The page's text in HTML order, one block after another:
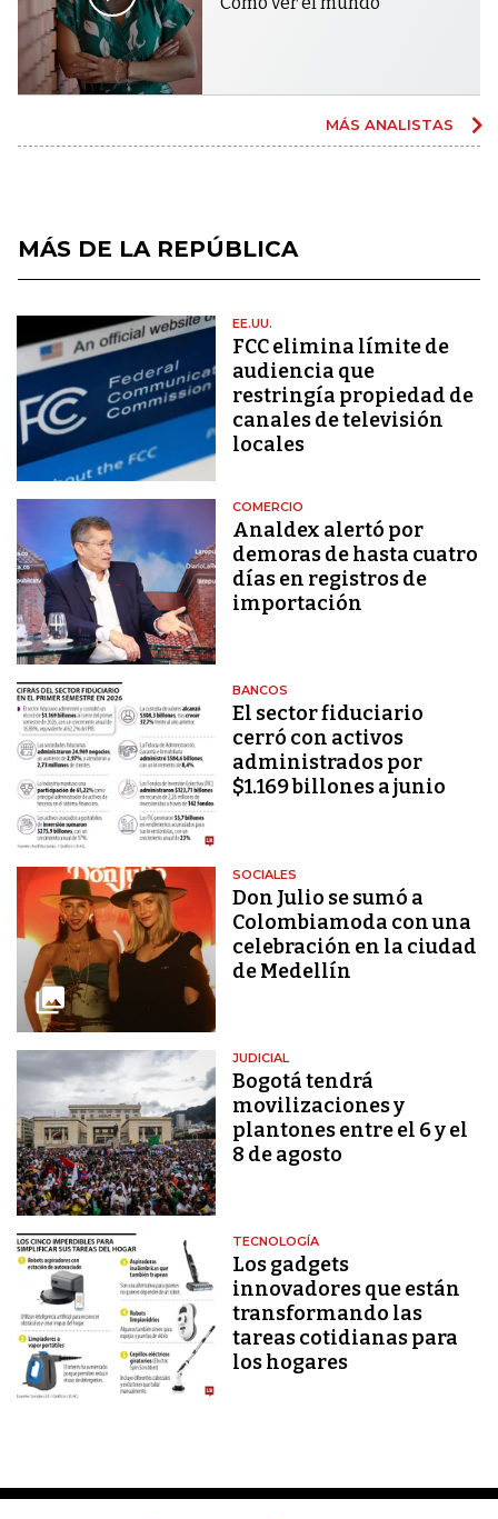
MÁS ANALISTAS
MÁS DE LA REPÚBLICA
EE.UU.
FCC elimina límite de
audiencia que
restringía propiedad de
canales de televisión
locales
COMERCIO
Analdex alertó por
demoras de hasta cuatro
días en registros de
importación
BANCOS
El sector fiduciario
cerró con activos
administrados por
$1.169 billones a junio
SOCIALES
Don Julio se sumó a
Colombiamoda con una
celebración en la ciudad
de Medellín
JUDICIAL
Bogotá tendrá
movilizaciones y
plantones entre el 6 y el
8 de agosto
TECNOLOGÍA
Los gadgets
innovadores que están
transformando las
tareas cotidianas para
los hogares